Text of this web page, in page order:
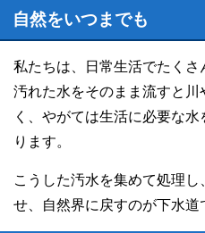
自然をいつまでも
私たちは、日常生活でたく
汚れた水をそのまま流すと
く、やがては生活に必要な
ります。
こうした汚水を集めて処理
せ、自然界に戻すのが下水道